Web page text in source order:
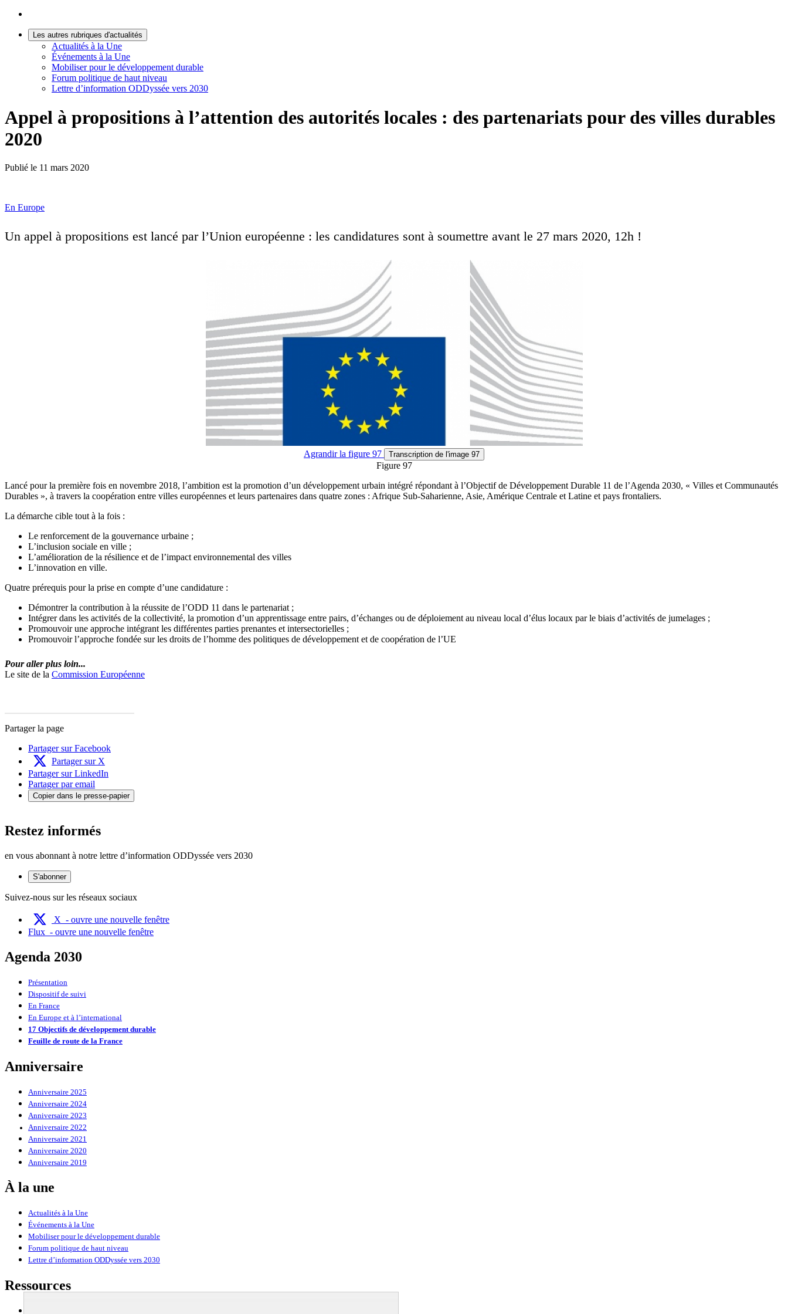
Les autres rubriques d'actualités
Actualités à la Une
Événements à la Une
Mobiliser pour le développement durable
Forum politique de haut niveau
Lettre d’information ODDyssée vers 2030
Appel à propositions à l’attention des autorités locales : des partenariats pour des villes durables
2020
Publié le 11 mars 2020
En Europe
Un appel à propositions est lancé par l’Union européenne : les candidatures sont à soumettre avant le 27 mars 2020, 12h !
Agrandirla figure 97 Transcription de l'image 97
Figure 97
Lancé pour la première fois en novembre 2018, l’ambition est la promotion d’un développement urbain intégré répondant à l’Objectif de Développement Durable 11 de l’Agenda 2030, « Villes et Communautés
Durables », à travers la coopération entre villes européennes et leurs partenaires dans quatre zones : Afrique Sub-Saharienne, Asie, Amérique Centrale et Latine et pays frontaliers.
La démarche cible tout à la fois :
Le renforcement de la gouvernance urbaine ;
L’inclusion sociale en ville ;
L’amélioration de la résilience et de l’impact environnemental des villes
L’innovation en ville.
Quatre prérequis pour la prise en compte d’une candidature :
Démontrer la contribution à la réussite de l’ODD 11 dans le partenariat ;
Intégrer dans les activités de la collectivité, la promotion d’un apprentissage entre pairs, d’échanges ou de déploiement au niveau local d’élus locaux par le biais d’activités de jumelages ;
Promouvoir une approche intégrant les différentes parties prenantes et intersectorielles ;
Promouvoir l’approche fondée sur les droits de l’homme des politiques de développement et de coopération de l’UE
Pour aller plus loin...
Le site de la Commission Européenne
Partager la page
Partager sur Facebook
Partager sur X
Partager sur LinkedIn
Partager par email
Copier dans le presse-papier
Restez informés
en vous abonnant à notre lettre d’information ODDyssée vers 2030
S'abonner
Suivez-nous sur les réseaux sociaux
X - ouvre une nouvelle fenêtre
Flux - ouvre une nouvelle fenêtre
Agenda 2030
Présentation
Dispositif de suivi
En France
En Europe et à l’international
17 Objectifs de développement durable
Feuille de route de la France
Anniversaire
Anniversaire 2025
Anniversaire 2024
Anniversaire 2023
Anniversaire 2022
Anniversaire 2021
Anniversaire 2020
Anniversaire 2019
À la une
Actualités à la Une
Événements à la Une
Mobiliser pour le développement durable
Forum politique de haut niveau
Lettre d’information ODDyssée vers 2030
Ressources